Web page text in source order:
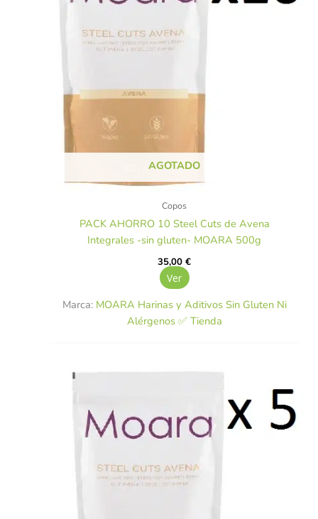
AGOTADO
Copos
PACK AHORRO 10 Steel Cuts de Avena
Integrales -sin gluten- MOARA 500g
35,00€
Ver
Marca: MOARA Harinas y Aditivos Sin Gluten Ni
Alérgenos ✅ Tienda